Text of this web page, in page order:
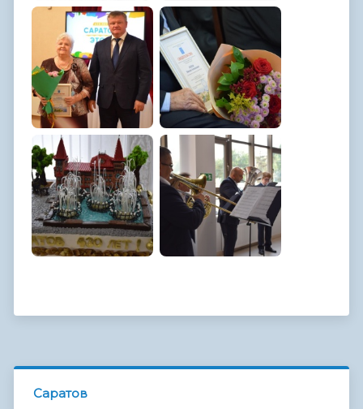
Саратов